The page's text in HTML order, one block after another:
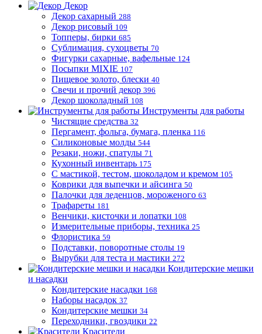
Декор
Декор сахарный 288
Декор рисовый 109
Топперы, бирки 685
Сублимация, сухоцветы 70
Фигурки сахарные, вафельные 124
Посыпки MIXIE 107
Пищевое золото, блески 40
Свечи и прочий декор 396
Декор шоколадный 108
Инструменты для работы
Чистящие средства 32
Пергамент, фольга, бумага, пленка 116
Силиконовые молды 544
Резаки, ножи, спатулы 71
Кухонный инвентарь 175
С мастикой, тестом, шоколадом и кремом 105
Коврики для выпечки и айсинга 50
Палочки для леденцов, мороженого 63
Трафареты 181
Венчики, кисточки и лопатки 108
Измерительные приборы, техника 25
Флористика 59
Подставки, поворотные столы 19
Вырубки для теста и мастики 272
Кондитерские мешки
и насадки
Кондитерские насадки 168
Наборы насадок 37
Кондитерские мешки 34
Переходники, гвоздики 22
Красители